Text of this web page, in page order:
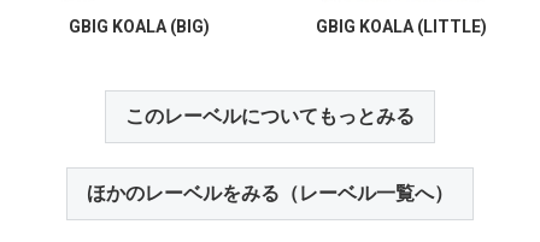
GBIG KOALA (BIG) GBIG KOALA (LITTLE)
このレーベルについてもっとみる
ほかのレーベルをみる（レーベル一覧へ）